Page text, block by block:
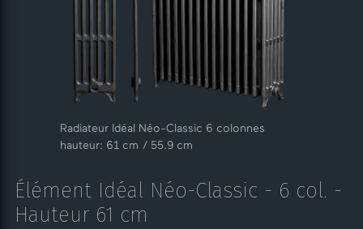
Radiateur Idéal Néo-Classic 6 colonnes
hauteur: 61 cm / 55.9 cm
Élément Idéal Néo-Classic - 6 col. -
Hauteur 61 cm